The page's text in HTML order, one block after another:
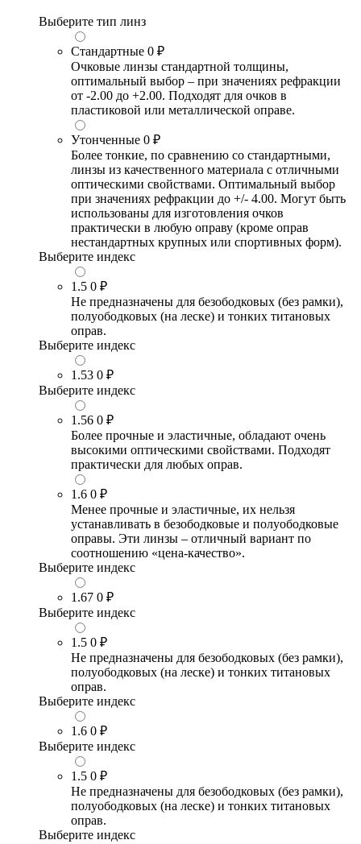
Выберите тип линз
Стандартные 0 ₽
Очковые линзы стандартной толщины,
оптимальный выбор – при значениях рефракции
от -2.00 до +2.00. Подходят для очков в
пластиковой или металлической оправе.
Утонченные 0 ₽
Более тонкие, по сравнению со стандартными,
линзы из качественного материала с отличными
оптическими свойствами. Оптимальный выбор
при значениях рефракции до +/- 4.00. Могут быть
использованы для изготовления очков
практически в любую оправу (кроме оправ
нестандартных крупных или спортивных форм).
Выберите индекс
1.5 0 ₽
Не предназначены для безободковых (без рамки),
полуободковых (на леске) и тонких титановых
оправ.
Выберите индекс
1.53 0 ₽
Выберите индекс
1.56 0 ₽
Более прочные и эластичные, обладают очень
высокими оптическими свойствами. Подходят
практически для любых оправ.
1.6 0 ₽
Менее прочные и эластичные, их нельзя
устанавливать в безободковые и полуободковые
оправы. Эти линзы – отличный вариант по
соотношению «цена-качество».
Выберите индекс
1.67 0 ₽
Выберите индекс
1.5 0 ₽
Не предназначены для безободковых (без рамки),
полуободковых (на леске) и тонких титановых
оправ.
Выберите индекс
1.6 0 ₽
Выберите индекс
1.5 0 ₽
Не предназначены для безободковых (без рамки),
полуободковых (на леске) и тонких титановых
оправ.
Выберите индекс